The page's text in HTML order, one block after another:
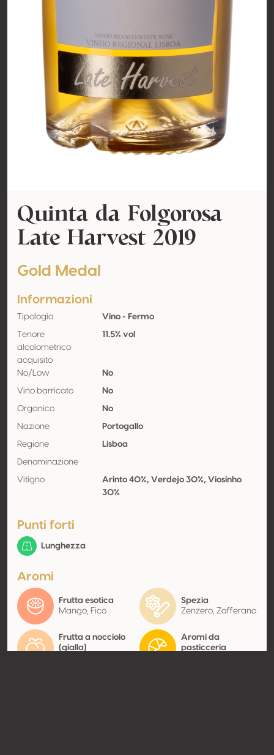
Quinta da Folgorosa
Late Harvest 2019
Gold Medal
Informazioni
Tipologia Vino - Fermo
Tenore
alcolometrico
acquisito
11.5% vol
No/Low No
Vino barricato No
Organico No
Nazione Portogallo
Regione Lisboa
Denominazione
Vitigno
Arinto 40%, Verdejo 30%, Viosinho
30%
Punti forti
Lunghezza
Aromi
Frutta esotica
Mango, Fico
Spezia
Zenzero, Zafferano
Frutta a nocciolo
(gialla)
Aromi da
pasticceria